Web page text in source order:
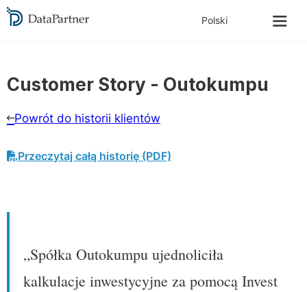
Customer Story - Outokumpu
Powrót do historii klientów
Przeczytaj całą historię (PDF)
„Spółka Outokumpu ujednoliciła
kalkulacje inwestycyjne za pomocą Invest